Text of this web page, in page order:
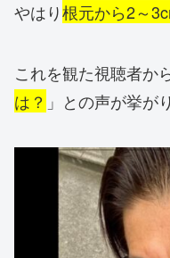
やはり根元から2～
これを観た視聴者か
は？ 」との声が挙が